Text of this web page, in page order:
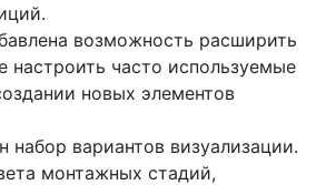
возможность расширить
настроить часто используемые
новых элементов
вариантов визуализации.
монтажных стадий,